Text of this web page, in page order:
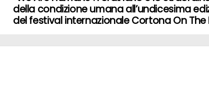
della condizione umana all’undicesima
del festival internazionale Cortona On The